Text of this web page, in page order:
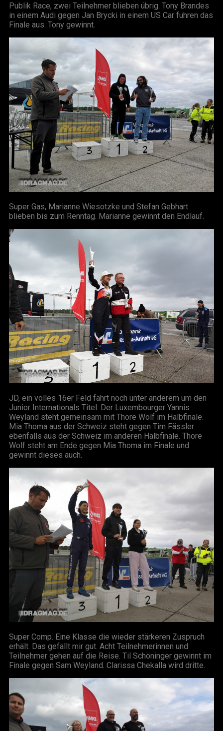
Publik Race, zwei Teilnehmer blieben übrig. Tony Brandes
in einem Audi gegen Jan Brycki in einem US Car fuhren das
Finale aus. Tony gewinnt.
Super Gas, Marianne Wiesotzke und Stefan Gebhart
blieben bis zum Renntag. Marianne gewinnt den Endlauf.
JD, ein volles 16er Feld fährt noch unter anderem um den
Junior Internationals Titel. Der Luxembourger Yannis
Weyland steht gemeinsam mit Thore Wolf im Halbfinale.
Mia Thoma aus der Schweiz steht gegen Tim Fässler
ebenfalls aus der Schweiz im anderen Halbfinale. Thore
Wolf steht am Ende gegen Mia Thoma im Finale und
gewinnt dieses auch.
Super Comp. Eine Klasse die wieder stärkeren Zuspruch
erhält. Das gefällt mir gut. Acht Teilnehmerinnen und
Teilnehmer gehen auf die Reise. Til Schöninger gewinnt im
Finale gegen Sam Weyland. Clarissa Chekalla wird dritte.